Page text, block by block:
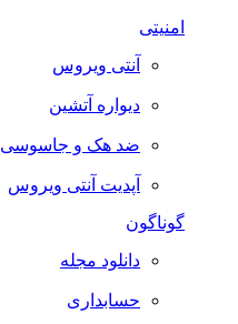
امنیتی
آنتی ویروس
دیواره آتشین
ضد هک و جاسوسی
آپدیت آنتی ویروس
گوناگون
دانلود مجله
حسابداری